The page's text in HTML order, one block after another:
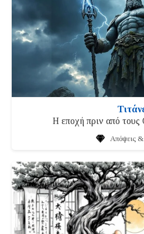
Η εποχή πριν από τους
Απόψεις